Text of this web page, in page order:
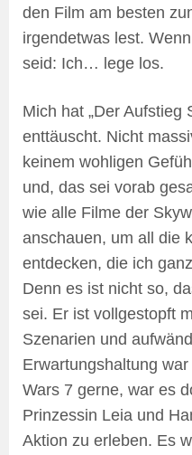
den Film am besten
irgendetwas lest.
seid: Ich… lege los.
Mich hat „Der Aufstieg
enttäuscht. Nicht
keinem wohligen
und, das sei vorab
wie alle Filme der
anschauen, um all die
entdecken, die ich
Denn es ist nicht so,
sei. Er ist vollgestopft
Szenarien und
Erwartungshaltung
Wars 7 gerne, war es
Prinzessin Leia und
Aktion zu erleben. Es